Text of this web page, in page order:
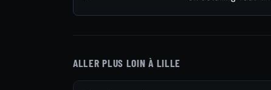
ALLER PLUS LOIN À LILLE